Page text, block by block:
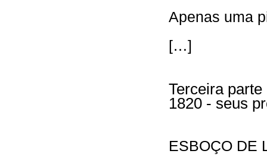
Apenas uma
[…]
Terceira parte
1820 - seus
ESBOÇO DE